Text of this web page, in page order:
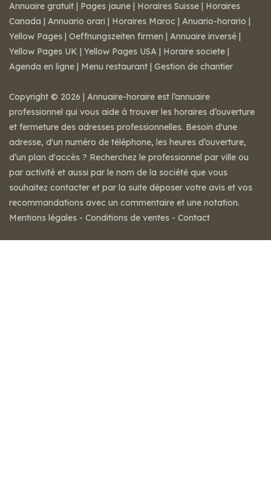
Annuaire gratuit | Pages jaune | Horaires Suisse | Horaires
Canada | Annuario orari | Horaires Maroc | Anuario-horario |
Yellow Pages | Oeffnungszeiten firmen | Annuaire inversé |
Yellow Pages UK | Yellow Pages USA | Horaire societe |
Agenda en ligne | Menu restaurant | Gestion de chantier
Copyright © 2026 | Annuaire-horaire est l’annuaire
professionnel qui vous aide à trouver les horaires d’ouverture
et fermeture des adresses professionnelles. Besoin d'une
adresse, d'un numéro de téléphone, les heures d’ouverture,
d’un plan d'accès ? Recherchez le professionnel par ville ou
par activité et aussi par le nom de la société que vous
souhaitez contacter et par la suite déposer votre avis et vos
recommandations avec un commentaire et une notation.
Mentions légales - Conditions de ventes - Contact